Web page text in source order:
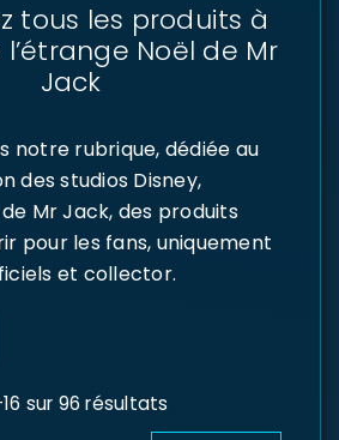
tous les produits à
l’étrange Noël de Mr
Jack
notre rubrique, dédiée au
des studios Disney,
Mr Jack, des produits
pour les fans, uniquement
et collector.
sur 96 résultats